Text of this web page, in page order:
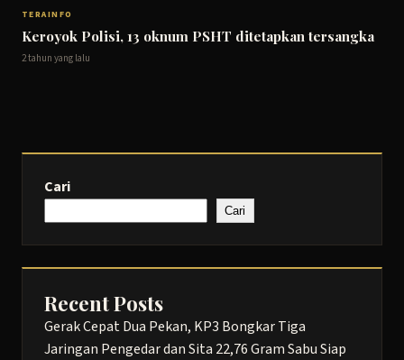
TERAINFO
Keroyok Polisi, 13 oknum PSHT ditetapkan tersangka
2 tahun yang lalu
Cari
Cari
Recent Posts
Gerak Cepat Dua Pekan, KP3 Bongkar Tiga
Jaringan Pengedar dan Sita 22,76 Gram Sabu Siap